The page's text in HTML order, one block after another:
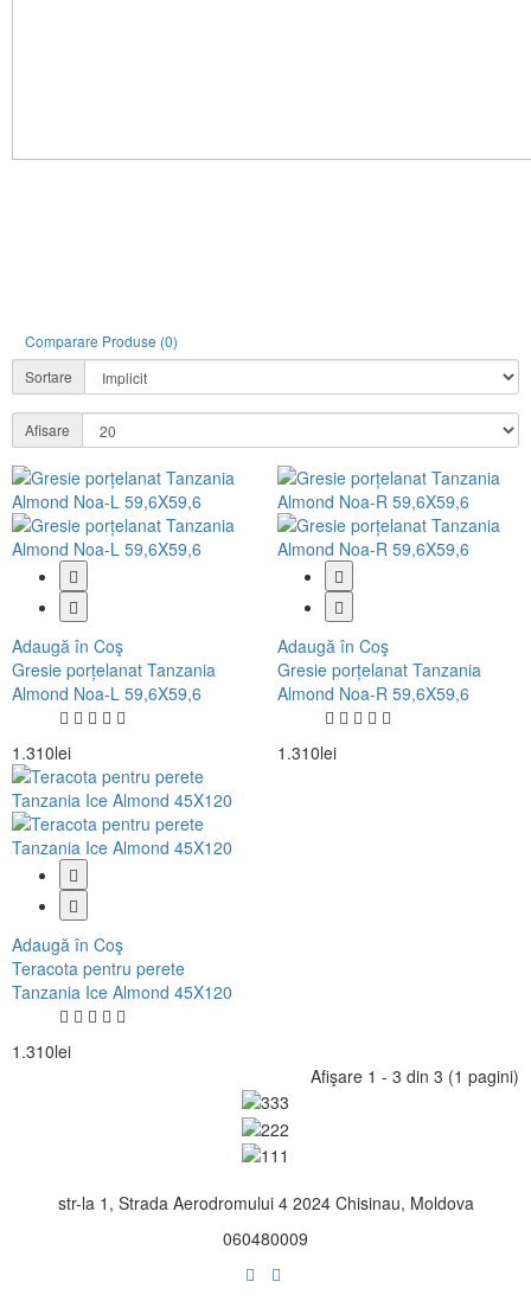
Comparare Produse (0)
Sortare
Afisare
Adaugă în Coş
Gresie porțelanat Tanzania
Almond Noa-L 59,6X59,6
1.310lei
Adaugă în Coş
Gresie porțelanat Tanzania
Almond Noa-R 59,6X59,6
1.310lei
Adaugă în Coş
Teracota pentru perete
Tanzania Ice Almond 45X120
1.310lei
Afişare 1 - 3 din 3 (1 pagini)
str-la 1, Strada Aerodromului 4 2024 Chisinau, Moldova
060480009